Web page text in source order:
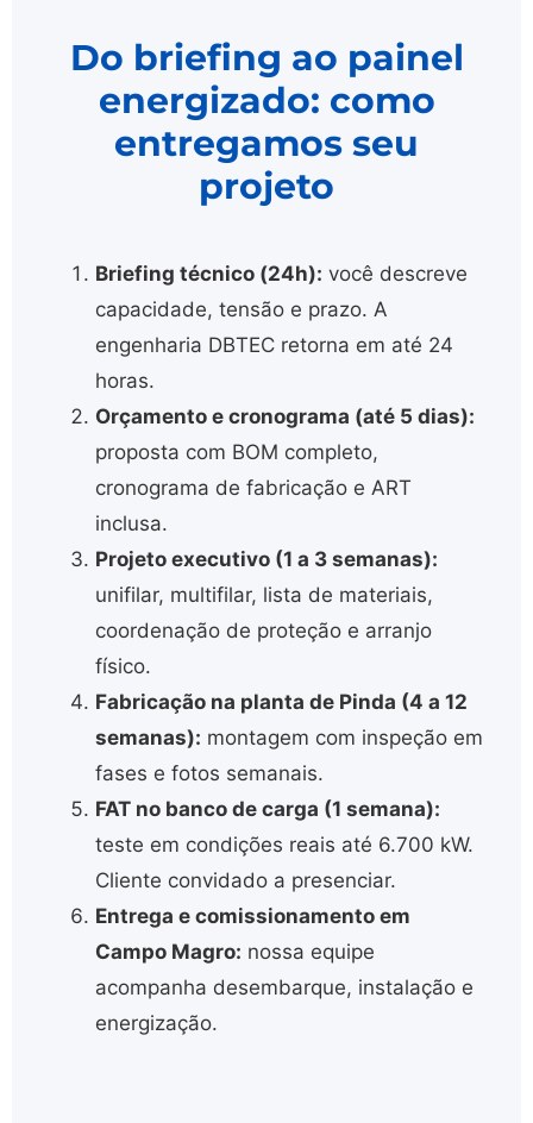
Do briefing ao painel
energizado: como
entregamos seu
projeto
Briefing técnico (24h): você descreve
capacidade, tensão e prazo. A
engenharia DBTEC retorna em até 24
horas.
Orçamento e cronograma (até 5 dias):
proposta com BOM completo,
cronograma de fabricação e ART
inclusa.
Projeto executivo (1 a 3 semanas):
unifilar, multifilar, lista de materiais,
coordenação de proteção e arranjo
físico.
Fabricação na planta de Pinda (4 a 12
semanas): montagem com inspeção em
fases e fotos semanais.
FAT no banco de carga (1 semana):
teste em condições reais até 6.700 kW.
Cliente convidado a presenciar.
Entrega e comissionamento em
Campo Magro: nossa equipe
acompanha desembarque, instalação e
energização.